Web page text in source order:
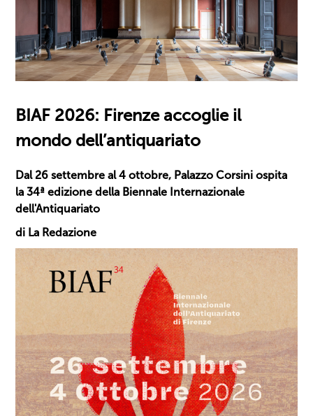
BIAF 2026: Firenze accoglie il
mondo dell’antiquariato
Dal 26 settembre al 4 ottobre, Palazzo Corsini ospita
la 34ª edizione della Biennale Internazionale
dell'Antiquariato
di La Redazione